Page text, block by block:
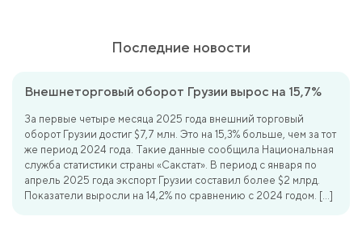
Последние новости
Внешнеторговый оборот Грузии вырос на 15,7%
За первые четыре месяца 2025 года внешний торговый
оборот Грузии достиг $7,7 млн. Это на 15,3% больше, чем за тот
же период 2024 года. Такие данные сообщила Национальная
служба статистики страны «Сакстат». В период с января по
апрель 2025 года экспорт Грузии составил более $2 млрд.
Показатели выросли на 14,2% по сравнению с 2024 годом. […]